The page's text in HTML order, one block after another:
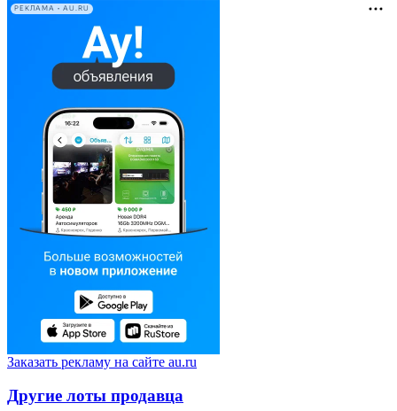
РЕКЛАМА • AU.RU
Заказать рекламу на сайте au.ru
Другие лоты продавца